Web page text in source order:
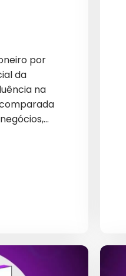
por
da
na